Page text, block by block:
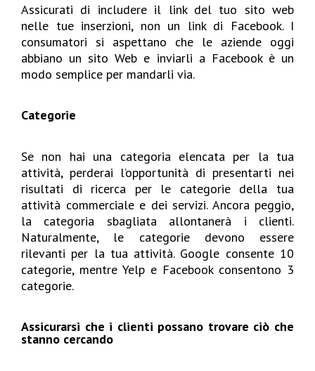
Assicurati di includere il link del tuo sito web
nelle tue inserzioni, non un link di Facebook. I
consumatori si aspettano che le aziende oggi
abbiano un sito Web e inviarli a Facebook è un
modo semplice per mandarli via.
Categorie
Se non hai una categoria elencata per la tua
attività, perderai l’opportunità di presentarti nei
risultati di ricerca per le categorie della tua
attività commerciale e dei servizi. Ancora peggio,
la categoria sbagliata allontanerà i clienti.
Naturalmente, le categorie devono essere
rilevanti per la tua attività. Google consente 10
categorie, mentre Yelp e Facebook consentono 3
categorie.
Assicurarsi che i clienti possano trovare ciò che
stanno cercando